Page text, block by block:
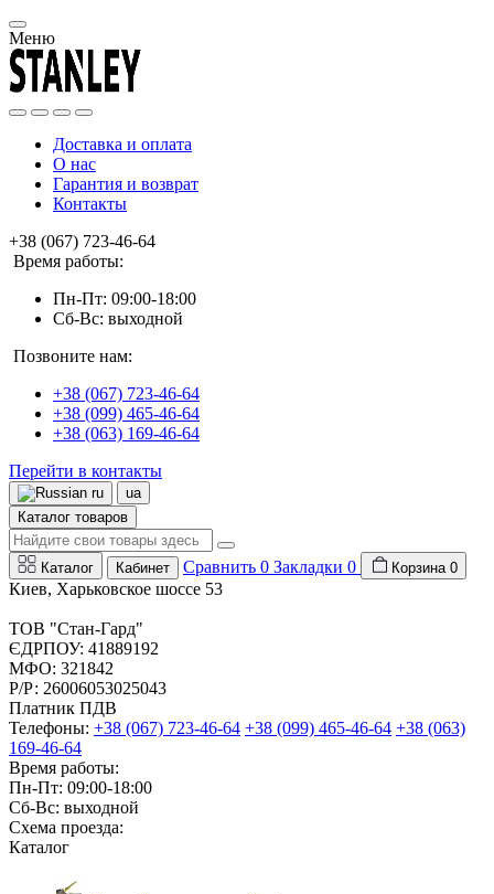
Меню
Доставка и оплата
О нас
Гарантия и возврат
Контакты
+38 (067) 723-46-64
Время работы:
Пн-Пт: 09:00-18:00
Сб-Вс: выходной
Позвоните нам:
+38 (067) 723-46-64
+38 (099) 465-46-64
+38 (063) 169-46-64
Перейти в контакты
ru
ua
Каталог товаров
Каталог Кабинет Сравнить 0 Закладки 0 Корзина 0
Киев, Харьковское шоссе 53
ТОВ "Стан-Гард"
ЄДРПОУ: 41889192
МФО: 321842
Р/Р: 26006053025043
Платник ПДВ
Телефоны: +38 (067) 723-46-64 +38 (099) 465-46-64 +38 (063)
169-46-64
Время работы:
Пн-Пт: 09:00-18:00
Сб-Вс: выходной
Схема проезда:
Каталог